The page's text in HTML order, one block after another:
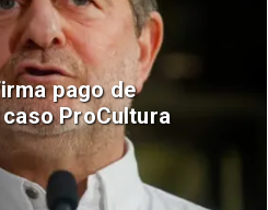
pago de
ProCultura